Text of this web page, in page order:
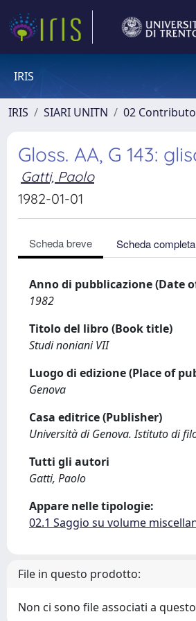
IRIS
IRIS SIARI UNITN 02
Gloss. AA, G 143:
Gatti, Paolo
1982-01-01
Scheda breve Scheda completa
Anno di pubblicazione (Date
1982
Titolo del libro (Book title)
Studi noniani VII
Luogo di edizione (Place of
Genova
Casa editrice (Publisher)
Università di Genova. Istituto di
Tutti gli autori
Gatti, Paolo
Appare nelle tipologie:
02.1 Saggio su volume
File in questo prodotto:
Non ci sono file associati a